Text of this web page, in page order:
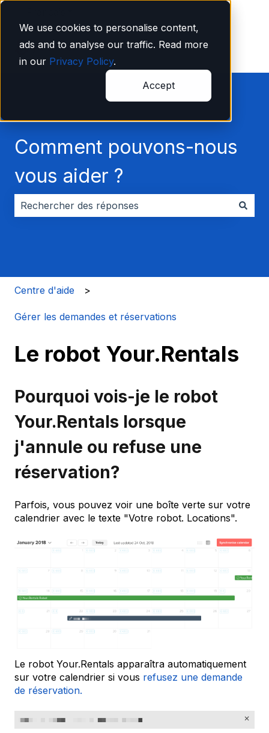
We use cookies to personalise content,
ads and to analyse our traffic. Read more
in our Privacy Policy.
Accept
Comment pouvons-nous
vous aider ?
Centre d'aide
Gérer les demandes et réservations
Le robot Your.Rentals
Pourquoi vois-je le robot
Your.Rentals lorsque
j'annule ou refuse une
réservation?
Parfois, vous pouvez voir une boîte verte sur votre
calendrier avec le texte "Votre robot. Locations".
Le robot Your.Rentals apparaîtra automatiquement
sur votre calendrier si vous refusez une demande
de réservation.